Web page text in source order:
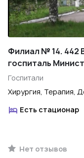
Филиал № 14. 442
госпиталь
Госпитали
Хирургия, Терапия,
Есть стационар
Нет отзывов